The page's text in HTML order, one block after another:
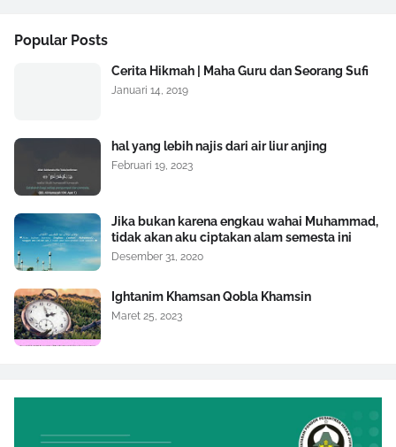
Popular Posts
Cerita Hikmah | Maha Guru dan Seorang Sufi
Januari 14, 2019
hal yang lebih najis dari air liur anjing
Februari 19, 2023
Jika bukan karena engkau wahai Muhammad,
tidak akan aku ciptakan alam semesta ini
Desember 31, 2020
Ightanim Khamsan Qobla Khamsin
Maret 25, 2023